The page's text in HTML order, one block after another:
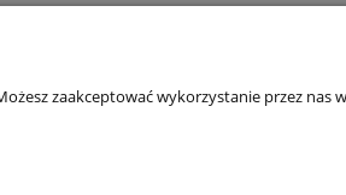
zaakceptować wykorzystanie przez nas